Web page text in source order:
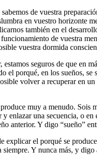
de vuestra
en vuestro horizonte
también en el
de vuestra
vuestra dormida
estamos seguros de que en
el porqué, en los sueños, se
volver a recuperar en
muy a menudo. Sois
y enlazar una secuencia, o en
anterior. Y digo “sueño”
explicar el porqué se
siempre. Y nunca más, y digo